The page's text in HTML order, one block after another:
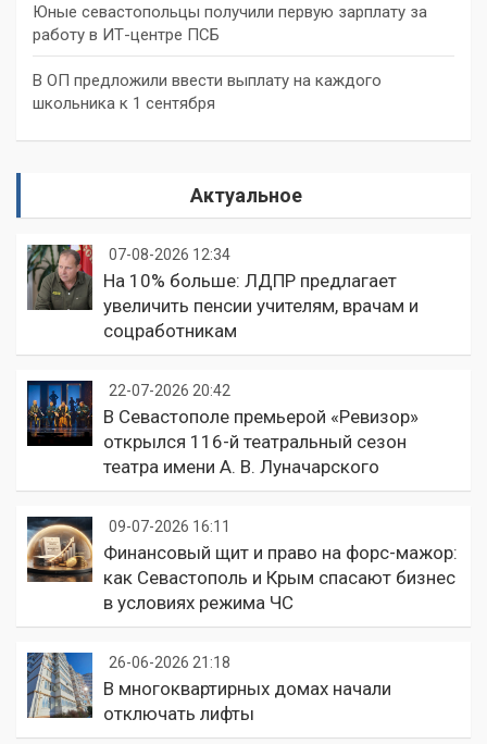
Юные севастопольцы получили первую зарплату за
работу в ИТ-центре ПСБ
В ОП предложили ввести выплату на каждого
школьника к 1 сентября
Актуальное
07-08-2026 12:34
На 10% больше: ЛДПР предлагает
увеличить пенсии учителям, врачам и
соцработникам
22-07-2026 20:42
В Севастополе премьерой «Ревизор»
открылся 116-й театральный сезон
театра имени А. В. Луначарского
09-07-2026 16:11
Финансовый щит и право на форс-мажор:
как Севастополь и Крым спасают бизнес
в условиях режима ЧС
26-06-2026 21:18
В многоквартирных домах начали
отключать лифты